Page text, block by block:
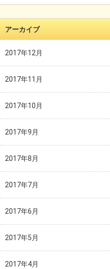
アーカイブ
2017年12月
2017年11月
2017年10月
2017年9月
2017年8月
2017年7月
2017年6月
2017年5月
2017年4月